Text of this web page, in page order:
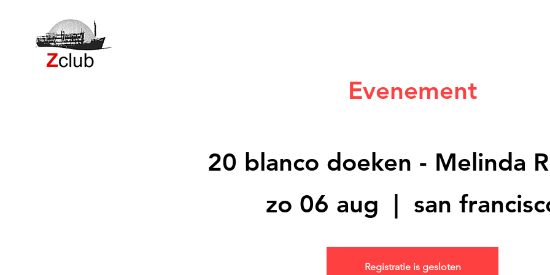
Evenement
20 blanco doeken - Melinda
zo 06 aug
  |
san
Registratie is gesloten